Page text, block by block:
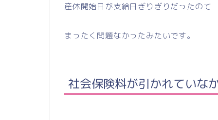
産休開始日が支給日ぎりぎりだったのて
まったく問題なかったみたいです。
社会保険料が引かれていな